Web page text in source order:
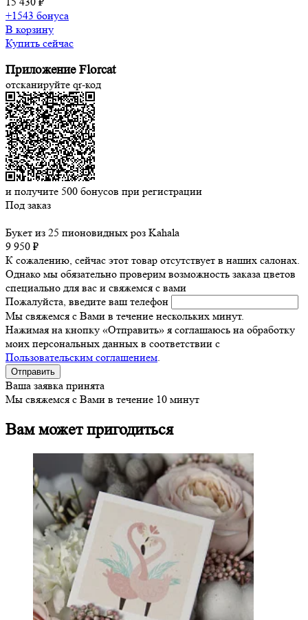
+1543 бонуса
В корзину
Купить сейчас
Приложение Florcat
отсканируйте qr-код
и получите 500 бонусов при регистрации
Под заказ
Букет из 25 пионовидных роз Kahala
9 950 ₽
К сожалению, сейчас этот товар отсутствует в наших салонах.
Однако мы обязательно проверим возможность заказа цветов
специально для вас и свяжемся с вами
Пожалуйста, введите ваш телефон
Мы свяжемся с Вами в течение нескольких минут.
Нажимая на кнопку «Отправить» я соглашаюсь на обработку
моих персональных данных в соответствии с
Пользовательским соглашением.
Ваша заявка принята
Мы свяжемся с Вами в течение 10 минут
Вам может пригодиться